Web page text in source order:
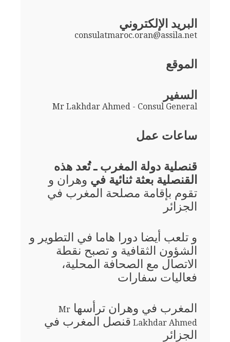
البريد الإلكتروني
consulatmaroc.oran@assila.net
الموقع
السفير
Mr Lakhdar Ahmed - Consul General
ساعات عمل
قنصلية دولة المغرب ـ تُعد هذه
القنصلية بعثة ثنائية في وهران و
تقوم بإقامة مصلحة المغرب في
الجزائر
و تلعب أيضا دورا هاما في التطوير و
الشؤون الثقافية و تصبح نقطة
الاتصال مع الصحافة المحلية،
فعاليات سفارات
المغرب في وهران ترأسها Mr
Lakhdar Ahmed قنصل المغرب في
الجزائر